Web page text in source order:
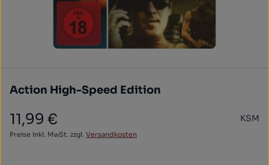
Action High-Speed Edition
Regulärer Preis:
11,99 €
Preise inkl. MwSt. zzgl. Versandkosten
.
KSM